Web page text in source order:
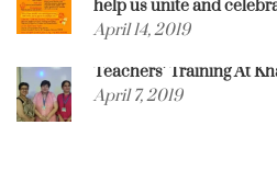
help us unite and
April 14, 2019
Teachers’ Training At
April 7, 2019